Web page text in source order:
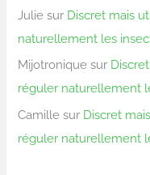
Julie sur Discret mais
naturellement les
Mijotronique sur
réguler naturellement
Camille sur Discret
réguler naturellement